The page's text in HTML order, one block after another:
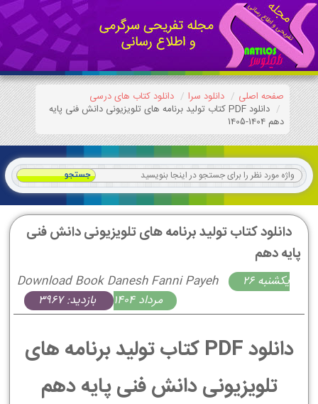
صفحه اصلی دانلود سرا
دانلود کتاب های درسی
دانلود PDF کتاب تولید برنامه های تلویزیونی دانش فنی پایه
دهم 1404-1405
دانلود کتاب تولید برنامه های تلویزیونی دانش فنی
پایه دهم
Download Book Danesh Fanni Payeh
يكشنبه 26
مرداد 1404
بازدید: 3967
دانلود PDF کتاب تولید برنامه های
تلویزیونی دانش فنی پایه دهم